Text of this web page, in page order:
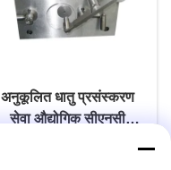
अनुकूलित धातु प्रसंस्करण
सेवा औद्योगिक सीएनसी